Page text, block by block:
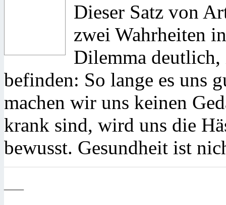
Dieser Satz von
zwei Wahrheiten
Dilemma
befinden: So lange es uns
machen wir uns keinen
krank sind, wird uns die
bewusst. Gesundheit ist
—